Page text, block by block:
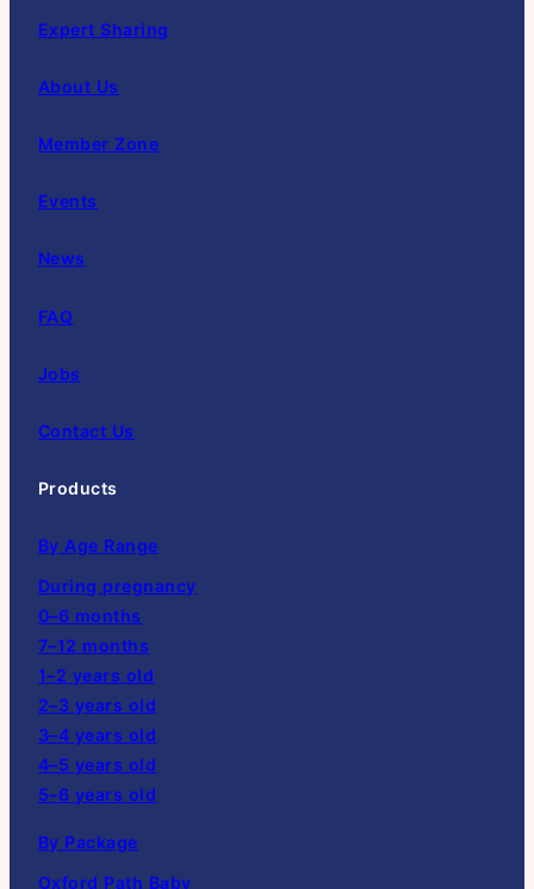
Expert Sharing
About Us
Member Zone
Events
News
FAQ
Jobs
Contact Us
Products
By Age Range
During pregnancy
0–6 months
7–12 months
1–2 years old
2–3 years old
3–4 years old
4–5 years old
5–6 years old
By Package
Oxford Path Baby